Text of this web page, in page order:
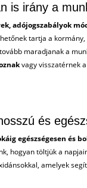
is irány a
adójogszabályok
tartja a
maradjanak a
vagy visszatérnek a
és
egészségesen és
hogyan töltjük a
amelyek